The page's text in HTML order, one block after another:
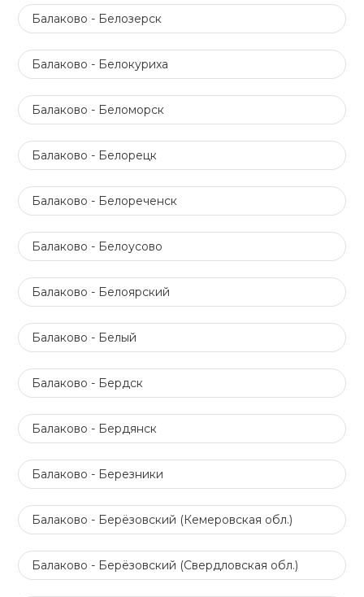
Балаково - Белозерск
Балаково - Белокуриха
Балаково - Беломорск
Балаково - Белорецк
Балаково - Белореченск
Балаково - Белоусово
Балаково - Белоярский
Балаково - Белый
Балаково - Бердск
Балаково - Бердянск
Балаково - Березники
Балаково - Берёзовский (Кемеровская обл.)
Балаково - Берёзовский (Свердловская обл.)